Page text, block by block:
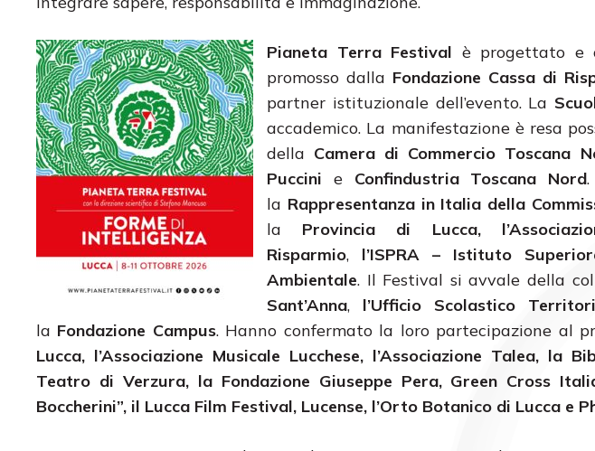
Pianeta Terra Festival è progettato e
promosso dalla Fondazione Cassa di
partner istituzionale dell’evento. La
accademico. La manifestazione è resa
della Camera di Commercio Toscana
Puccini e Confindustria Toscana Nord
la Rappresentanza in Italia della
la Provincia di Lucca,
Risparmio, l’ISPRA – Istituto
Ambientale. Il Festival si avvale della
Sant’Anna, l’Ufficio Scolastico
la Fondazione Campus. Hanno confermato la loro partecipazione al
Lucca, l’Associazione Musicale Lucchese, l’Associazione Talea, la
Teatro di Verzura, la Fondazione Giuseppe Pera, Green Cross
Boccherini”, il Lucca Film Festival, Lucense, l’Orto Botanico di Lucca e